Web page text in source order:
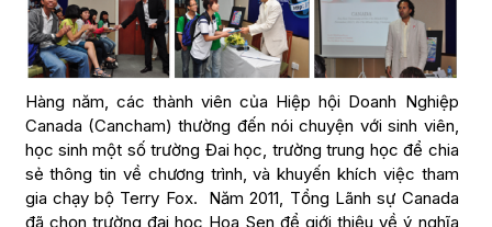
Hàng năm, các thành viên của Hiệp hội Doanh Nghiệp
Canada (Cancham) thường đến nói chuyện với sinh viên,
học sinh một số trường Đai học, trường trung học để chia
sẻ thông tin về chương trình, và khuyến khích việc tham
gia chạy bộ Terry Fox. Năm 2011, Tổng Lãnh sự Canada
đã chọn trường đại học Hoa Sen để giới thiệu về ý nghĩa